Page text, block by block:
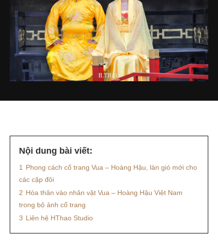
Nội dung bài viết:
1 Phong cách cổ trang Vua – Hoàng Hậu, làn gió mới cho
các cặp đôi
2 Hóa thân vào nhân vật Vua – Hoàng Hậu Việt Nam
trong bộ ảnh cổ trang
3 Liên hệ HThao Studio